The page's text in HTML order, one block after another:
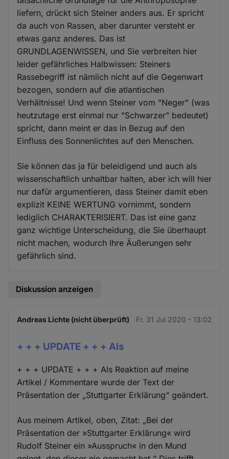
liefern, drückt sich Steiner anders aus. Er spricht
da auch von Rassen, aber darunter versteht er
etwas ganz anderes. Das ist
GRUNDLAGENWISSEN, und Sie verbreiten hier
leider gefährliches Halbwissen: Steiners
Rassebegriff ist nämlich nicht auf die Gegenwart
bezogen, sondern auf die atlantischen
Verhältnisse! Und wenn Steiner vom "Neger" (was
heutzutage erst einmal nur "Schwarzer" bedeutet)
spricht, dann meint er das in Bezug auf den
Einfluss des Sonnenlichtes auf den Menschen.
Sie können das ja für beleidigend und auch als
wissenschaftlich unhaltbar halten, aber ich will hier
nur dafür argumentieren, dass Steiner damit eben
explizit KEINE WERTUNG vornimmt, sondern
lediglich CHARAKTERISIERT. Das ist eine ganz
ganz wichtige Unterscheidung, die Sie überhaupt
nicht machen, wodurch Ihre Äußerungen sehr
gefährlich sind.
Diskussion anzeigen
Andreas Lichte (nicht überprüft) Fr. 31 Jul 2020 - 13:02
+ + + UPDATE + + + Als
+ + + UPDATE + + + Als Reaktion auf meine
Artikel / Kommentare wurde der Text der
Präsentation der „Stuttgarter Erklärung“ geändert.
Aus meinem Artikel, oben, Zitat: „Bei der
Präsentation der »Stuttgarter Erklärung« wird
Rudolf Steiner ein »Ausspruch« in den Mund